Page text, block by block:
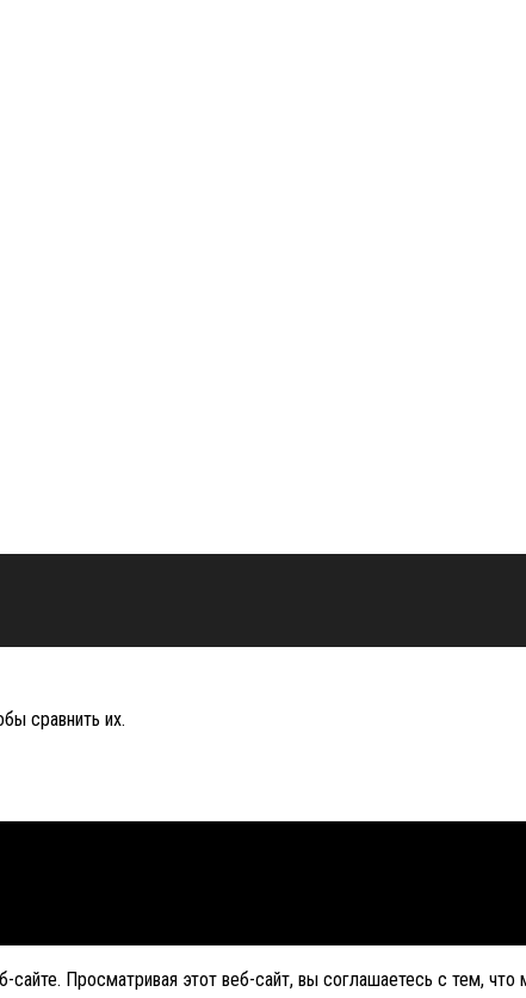
сравнить их.
Просматривая этот веб-сайт, вы соглашаетесь с тем,